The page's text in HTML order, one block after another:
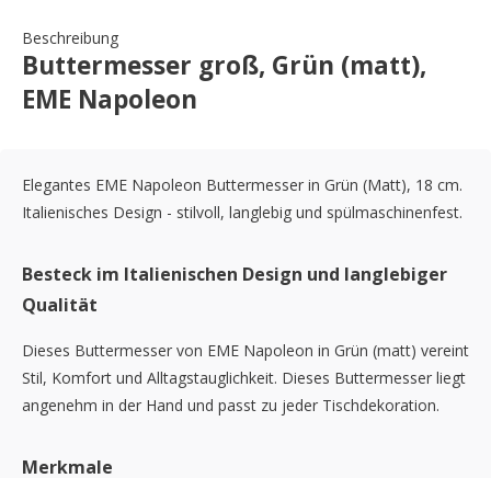
Beschreibung
Buttermesser groß, Grün (matt),
EME Napoleon
Elegantes EME Napoleon Buttermesser in Grün (Matt), 18 cm.
Italienisches Design - stilvoll, langlebig und spülmaschinenfest.
Besteck im Italienischen Design und langlebiger
Qualität
Dieses Buttermesser von EME Napoleon in Grün (matt) vereint
Stil, Komfort und Alltagstauglichkeit. Dieses Buttermesser liegt
angenehm in der Hand und passt zu jeder Tischdekoration.
Merkmale